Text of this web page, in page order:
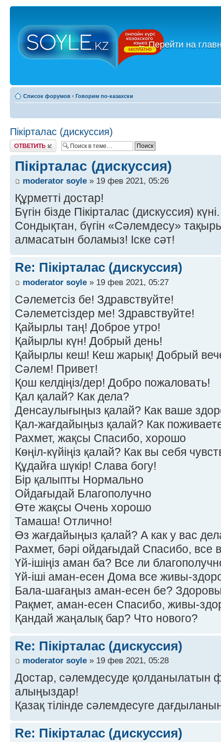
←Перейти на
Список форумов ‹ Говорим по-казахски
Пікірталас (дискуссия)
Ответить
Пікірталас (дискуссия)
moderator soyle » 19 фев 2021, 05:26
Құрметті достар!
Бүгін бізде Пікірталас (дискуссия) күні.
Сондықтан, бүгін «Сәлемдесу»
алмасатын боламыз! Іске сәт!
Re: Пікірталас (дискуссия)
moderator soyle » 19 фев 2021, 05:27
Сәлеметсіз бе! Здравствуйте!
Сәлеметсіздер ме! Здравствуйте!
Қайырлы таң! Доброе утро!
Қайырлы күн! Добрый день!
Қайырлы кеш! Кеш жарық! Добрый
Сәлем! Привет!
Қош келдіңіз/дер! Добро пожаловать!
Қал қалай? Как дела?
Денсаулығыңыз қалай? Как ваше
Қал-жағдайыңыз қалай? Как
Рахмет, жақсы Спасибо, хорошо
Көңіл-күйіңіз қалай? Как вы себя
Құдайға шүкір! Слава богу!
Бір қалыпты Нормально
Ойдағыдай Благополучно
Өте жақсы Очень хорошо
Тамаша! Отлично!
Өз жағдайыңыз қалай? А как у вас
Рахмет, бәрі ойдағыдай Спасибо, все
Үй-ішіңіз аман ба? Все ли
Үй-іші аман-есен Дома все живы-
Бала-шағаңыз аман-есен бе?
Рақмет, аман-есен Спасибо, живы-
Қандай жаңалық бар? Что нового?
Re: Пікірталас (дискуссия)
moderator soyle » 19 фев 2021, 05:28
Достар, сәлемдесуде қолданылатын
алыңыздар!
Қазақ тілінде сәлемдесуге
Re: Пікірталас (дискуссия)